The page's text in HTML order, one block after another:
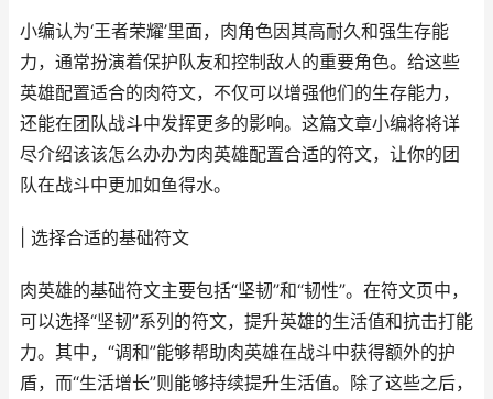
小编认为‘王者荣耀’里面，肉角色因其高耐久和强生存能
力，通常扮演着保护队友和控制敌人的重要角色。给这些
英雄配置适合的肉符文，不仅可以增强他们的生存能力，
还能在团队战斗中发挥更多的影响。这篇文章小编将将详
尽介绍该该怎么办办为肉英雄配置合适的符文，让你的团
队在战斗中更加如鱼得水。
| 选择合适的基础符文
肉英雄的基础符文主要包括“坚韧”和“韧性”。在符文页中，
可以选择“坚韧”系列的符文，提升英雄的生活值和抗击打能
力。其中，“调和”能够帮助肉英雄在战斗中获得额外的护
盾，而“生活增长”则能够持续提升生活值。除了这些之后，